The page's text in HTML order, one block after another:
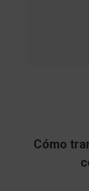
entre
Cómo